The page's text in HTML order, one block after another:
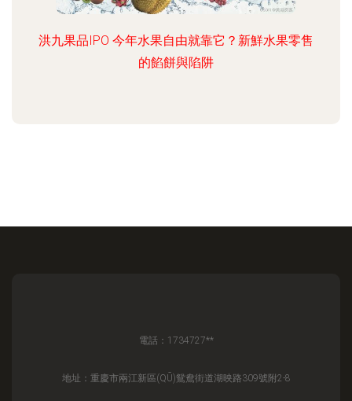
洪九果品IPO 今年水果自由就靠它？新鮮水果零售
的餡餅與陷阱
電話：1734727**
地址：重慶市兩江新區(QŪ)鴛鴦街道湖映路309號附2-8